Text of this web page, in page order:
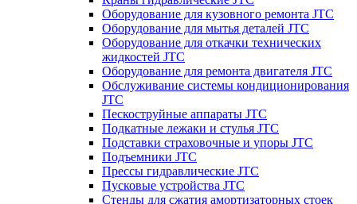
Оборудование для кузовного ремонта JTC
Оборудование для мытья деталей JTC
Оборудование для откачки технических
жидкостей JTC
Оборудование для ремонта двигателя JTC
Обслуживание системы кондиционирования
JTC
Пескоструйные аппараты JTC
Подкатные лежаки и стулья JTC
Подставки страховочные и упоры JTC
Подъемники JTC
Прессы гидравлические JTC
Пусковые устройства JTC
Стенды для сжатия амортизаторных стоек